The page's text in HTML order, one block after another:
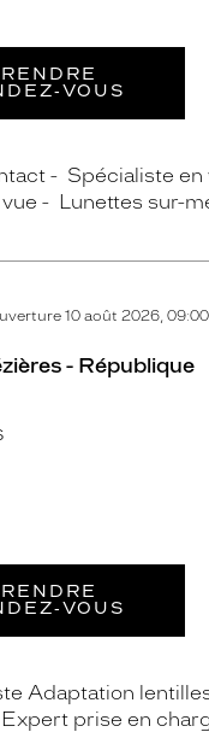
Spécialiste
Lunettes sur-
10 août 2026, 09:00
- République
Adaptation
Expert prise en